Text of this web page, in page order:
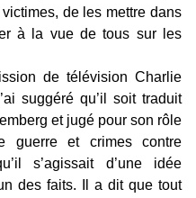
de les mettre dans
à la vue de tous sur les
de télévision Charlie
suggéré qu’il soit traduit
et jugé pour son rôle
guerre et crimes contre
s’agissait d’une idée
des faits. Il a dit que tout